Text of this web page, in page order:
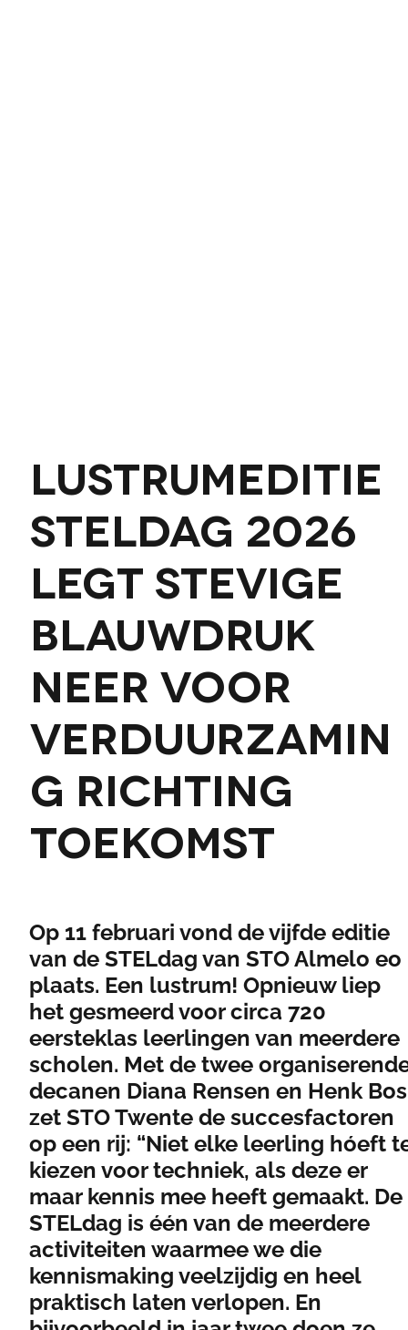
Lustrumeditie
STELdag 2026
legt stevige
blauwdruk
neer voor
verduurzamin
g richting
toekomst
Op 11 februari vond de vijfde editie
van de STELdag van STO Almelo eo
plaats. Een lustrum! Opnieuw liep
het gesmeerd voor circa 720
eersteklas leerlingen van meerdere
scholen. Met de twee
decanen Diana Rensen en Henk Bos
zet STO Twente de succesfactoren
op een rij: “Niet elke leerling hóeft
kiezen voor techniek, als deze er
maar kennis mee heeft gemaakt. De
STELdag is één van de meerdere
activiteiten waarmee we die
kennismaking veelzijdig en heel
praktisch laten verlopen. En